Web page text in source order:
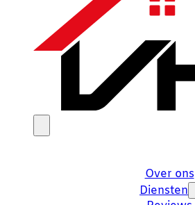
Over ons
Diensten